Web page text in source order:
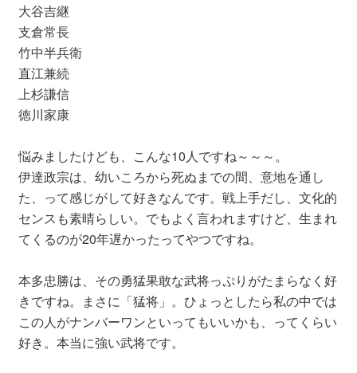
大谷吉継
支倉常長
竹中半兵衛
直江兼続
上杉謙信
徳川家康
悩みましたけども、こんな10人ですね～～～。
伊達政宗は、幼いころから死ぬまでの間、意地を通し
た、って感じがして好きなんです。戦上手だし、文化的
センスも素晴らしい。でもよく言われますけど、生まれ
てくるのが20年遅かったってやつですね。
本多忠勝は、その勇猛果敢な武将っぷりがたまらなく好
きですね。まさに「猛将」。ひょっとしたら私の中では
この人がナンバーワンといってもいいかも、ってくらい
好き。本当に強い武将です。